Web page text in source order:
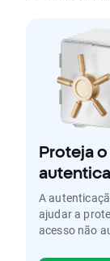
Proteja
A
ajudar a
acesso não